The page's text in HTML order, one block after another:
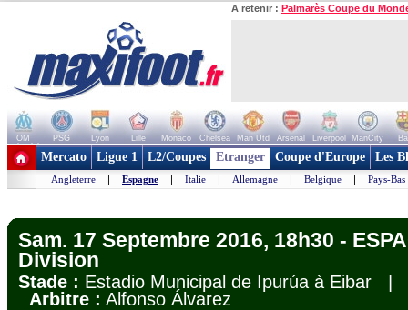
A retenir : Palmarès Coupe du
OM PSG Lyon Lille Monaco Chelsea Man Utd Arsenal Liverpool ManCity
+ de clubs
Mercato Ligue 1 L2/Coupes Etranger Coupe d'Europe Les
Angleterre | Espagne | Italie | Allemagne | Belgique | Pays-Bas
Sam. 17 Septembre 2016, 18h30 -
Division
Stade : Estadio Municipal de Ipurúa à Eibar |
Arbitre : Alfonso Álvarez